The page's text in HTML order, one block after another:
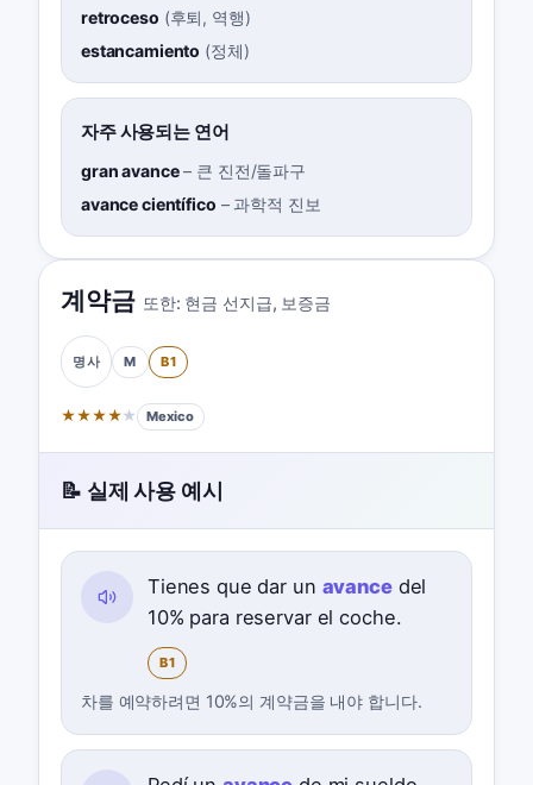
retroceso (후퇴, 역행)
estancamiento (정체)
자주 사용되는 연어
gran avance– 큰 진전/돌파구
avance científico –과학적 진보
계약금 또한: 현금 선지급, 보증금
명사 M B1
★★★★★ Mexico
📝 실제 사용 예시
Tienes que dar un avancedel
10% para reservar el coche.
B1
차를 예약하려면 10%의 계약금을 내야 합니다.